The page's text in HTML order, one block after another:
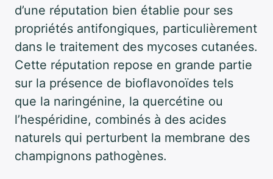
d’une réputation bien établie pour ses
propriétés antifongiques, particulièrement
dans le traitement des mycoses cutanées.
Cette réputation repose en grande partie
sur la présence de bioflavonoïdes tels
que la naringénine, la quercétine ou
l’hespéridine, combinés à des acides
naturels qui perturbent la membrane des
champignons pathogènes.